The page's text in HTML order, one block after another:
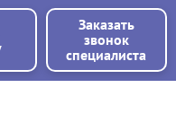
Заказать
звонок
специалиста